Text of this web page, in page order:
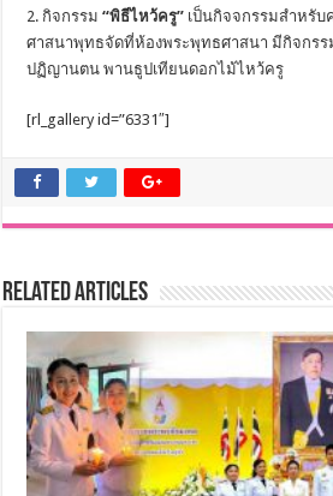
2. กิจกรรม“พิธีไหว้ครู” เป็นกิจจกรรมสำหรั
ศาสนาพุทธจัดที่ห้องพระพุทธศาสนา มีกิจกร
ปฏิญานตน พานธูปเทียนดอกไม้ไหว้ครู
[rl_gallery id=”6331″]
Related Articles